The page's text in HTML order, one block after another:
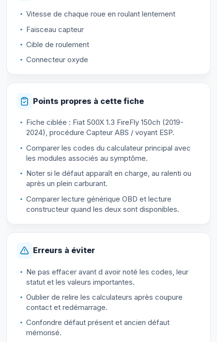
Vitesse de chaque roue en roulant lentement
Faisceau capteur
Cible de roulement
Connecteur oxyde
Points propres à cette fiche
Fiche ciblée : Fiat 500X 1.3 FireFly 150ch (2019-
2024), procédure Capteur ABS / voyant ESP.
Comparer les codes du calculateur principal avec
les modules associés au symptôme.
Noter si le défaut apparaît en charge, au ralenti ou
après un plein carburant.
Comparer lecture générique OBD et lecture
constructeur quand les deux sont disponibles.
Erreurs à éviter
Ne pas effacer avant d avoir noté les codes, leur
statut et les valeurs importantes.
Oublier de relire les calculateurs après coupure
contact et redémarrage.
Confondre défaut présent et ancien défaut
mémorisé.